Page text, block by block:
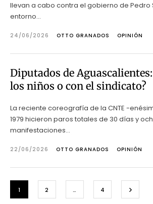
llevan a cabo contra el gobierno de Pedro
entorno...
24/06/2026 OTTO GRANADOS OPINIÓN
Diputados de
los niños o con el sindicato?
La reciente coreografía de la CNTE -
1979 hicieron paros totales de 30 días y
manifestaciones...
22/06/2026 OTTO GRANADOS OPINIÓN
1 2 … 4